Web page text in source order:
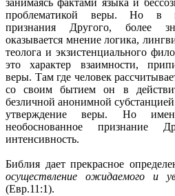
проблематикой веры. Но в
признания Другого, более
оказывается мнение логика,
теолога и экзистенциального
это характер взаимности,
веры. Там где человек
со своим бытием он в
безличной анонимной
утверждение веры. Но
необоснованное признание
интенсивность.
Библия дает прекрасное
осуществление ожидаемого и
(Евр.11:1).